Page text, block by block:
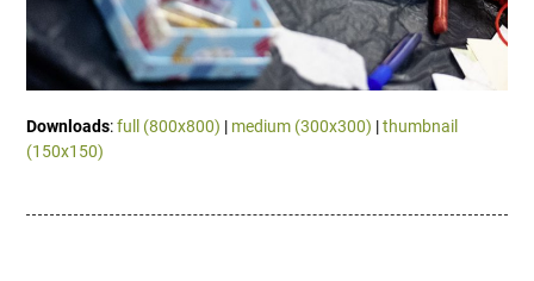
Downloads:full (800x800) | medium (300x300) |thumbnail
(150x150)